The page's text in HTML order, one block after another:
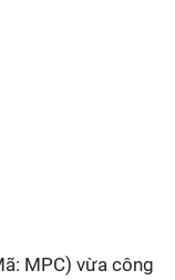
MPC) vừa công